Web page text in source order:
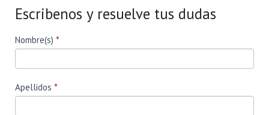
Escribenos y resuelve tus dudas
Form
Ecuador
Nombre(s) *
Apellidos *
Si eres
humano,
este
en
blanco.